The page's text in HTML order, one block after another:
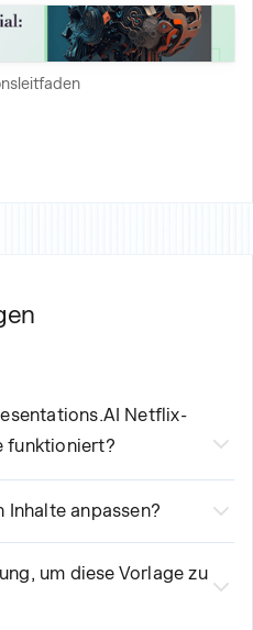
Netflix-
funktioniert?
für die Netflix-
Ihren
einfachen Schritten:
geben Sie Ihre
Inhalte anpassen?
KI professionelle
die volle Kontrolle. Sie
ändern, Stile
um diese Vorlage zu